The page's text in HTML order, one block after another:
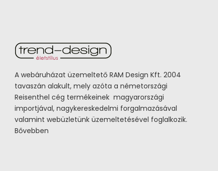
A webáruházat üzemeltető RAM Design Kft. 2004
tavaszán alakult, mely azóta a németországi
Reisenthel cég termékeinek magyarországi
importjával, nagykereskedelmi forgalmazásával
valamint webüzletünk üzemeltetésével foglalkozik.
Bővebben